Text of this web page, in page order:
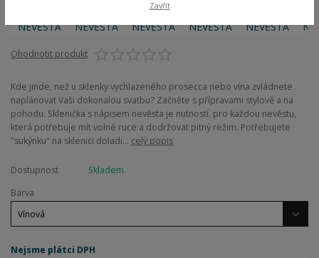
Ohodnotit produkt
Kde jinde, než u sklenky vychlazeného prosecca nebo vína zvládnete
naplánovat Vaši dokonalou svatbu? Začněte s přípravami stylově a na
pohodu. Sklenička s nápisem nevěsta je nutností, pro každou nevěstu,
která potřebuje mít volné ruce a dodržovat pitný režim. Potřebujete
"sukýnku" na sklenici doladi... celý popis
Dostupnost
Skladem
Barva
Nejsme plátci DPH
Zavřít